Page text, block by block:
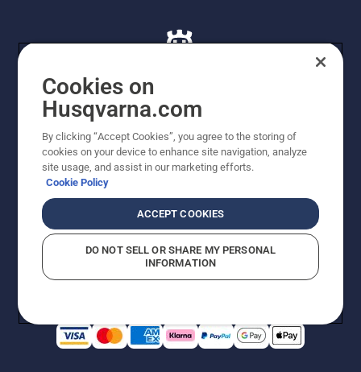
viste priser er vejledende udsalgspriser. Der tages
forbehold for stave- og trykfejl samt prisændringer. Vi
stræber efter at have så nøjagtige oplysningerne på
dette websted som muligt. Alle anførte priser er
vejledende udsalgspriser (inkl. moms), medmindre
Bekendtgørelse vedr. beskyttelse af personlige oplysninger
Rapporter formodede overtrædelser
Cookies on
Husqvarna.com
By clicking “Accept Cookies”, you agree to the storing of
cookies on your device to enhance site navigation, analyze
site usage, and assist in our marketing efforts.
Cookie Policy
ACCEPT COOKIES
DO NOT SELL OR SHARE MY PERSONAL
INFORMATION